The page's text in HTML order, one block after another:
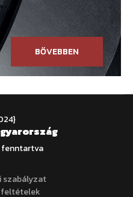
BŐVEBBEN
fenntartva
szabályzat
feltételek